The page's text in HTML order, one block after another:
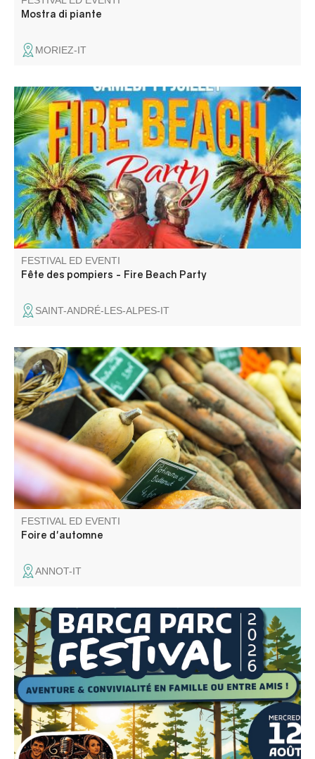
Mostra di piante
MORIEZ-IT
L'amicale des sapeurs pompiers de Saint André les Alpes
vous propose l'aprèm porte ouverte de 14h à 18h, Happy
Hour de 18h à 20h suivi d'une soirée animée par DJ.
Buvette et Food truck sur place.
FESTIVAL ED EVENTI
Fête des pompiers - Fire Beach Party
SAINT-ANDRÉ-LES-ALPES-IT
Les nombreux exposants proposent tous produits.
FESTIVAL ED EVENTI
Foire d'automne
ANNOT-IT
Et si votre plus belle soirée de l’été se passait… dans les
arbres ? Le temps d’une soirée, Barca Parc se transforme
en un véritable festival d’aventure !